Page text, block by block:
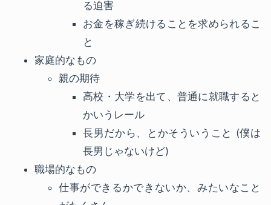
る迫害
お金を稼ぎ続けることを求められるこ
と
家庭的なもの
親の期待
高校・大学を出て、普通に就職すると
かいうレール
長男だから、とかそういうこと (僕は
長男じゃないけど)
職場的なもの
仕事ができるかできないか、みたいなこと